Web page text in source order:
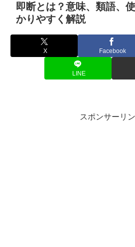
即断とは？意味、類語、
かりやすく解説
X Facebook
LINE
スポンサーリ